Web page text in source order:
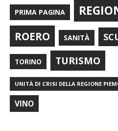
PRIMA PAGINA
ROERO SANITÀ
TORINO TURISMO
UNITÀ DI CRISI DELLA REGIONE
VINO